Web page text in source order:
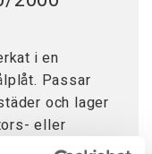
i en
Passar
och lager
eller
justerbara